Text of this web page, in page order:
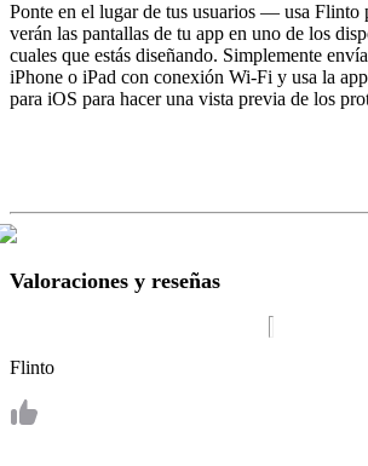
Ponte en el lugar de tus usuarios — usa Flinto
verán las pantallas de tu app en uno de los
cuales que estás diseñando. Simplemente
iPhone o iPad con conexión Wi-Fi y usa la
para iOS para hacer una vista previa de los
Valoraciones y reseñas
Flinto